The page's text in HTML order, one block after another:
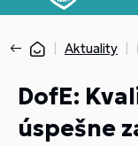
Aktuality
DofE:
úspešne